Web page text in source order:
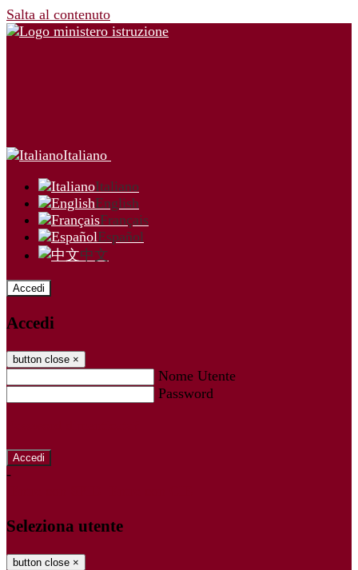
Salta al contenuto
Italiano
Italiano
English
Français
Español
中文
Accedi
Accedi
button close ×
Nome Utente
Password
-
Seleziona utente
button close ×